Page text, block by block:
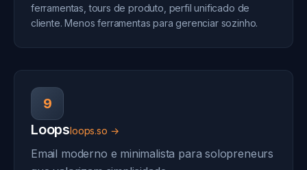
ferramentas, tours de produto, perfil unificado de
cliente. Menos ferramentas para gerenciar sozinho.
9
Loopsloops.so →
Email moderno e minimalista para solopreneurs